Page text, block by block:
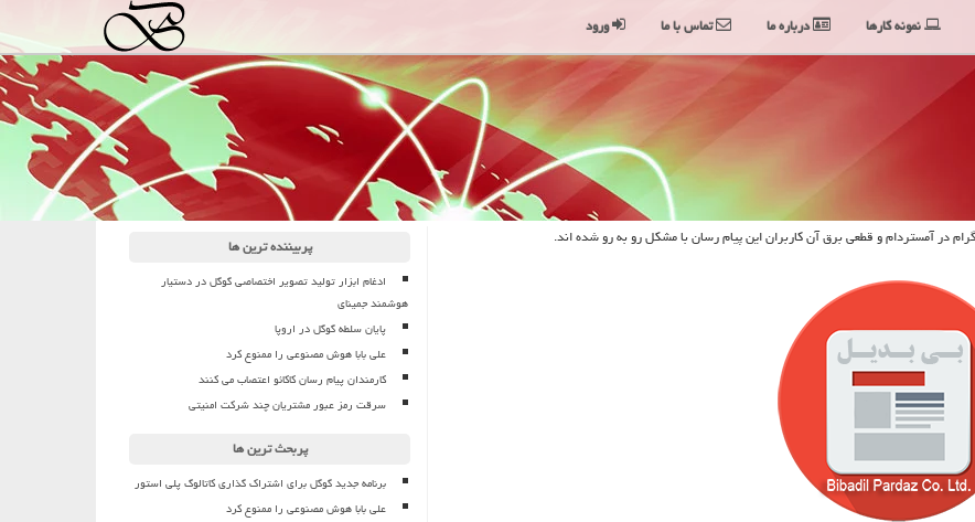
پربیننده ترین ها
ادغام ابزار تولید تصویر اختصاصی گوگل در دستیار
هوشمند جمینای
پایان سلطه گوگل در اروپا
علی بابا هوش مصنوعی را ممنوع کرد
کارمندان پیام رسان کاکائو اعتصاب می کنند
سرقت رمز عبور مشتریان چند شرکت امنیتی
پربحث ترین ها
برنامه جدید گوگل برای اشتراک گذاری کاتالوگ پلی استور
علی بابا هوش مصنوعی را ممنوع کرد
نمونه کارها درباره ما تماس با ما ورود